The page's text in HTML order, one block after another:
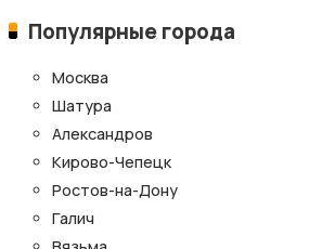
Популярные города
Москва
Шатура
Александров
Кирово-Чепецк
Ростов-на-Дону
Галич